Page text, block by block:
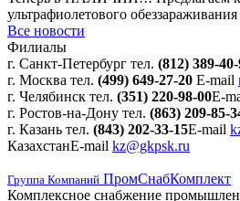
ультрафиолетового
Все новости
Филиалы
г. Санкт-Петербург тел. (812) 389-
г. Москва тел. (499) 649-27-20 E-mail
г. Челябинск тел. (351) 220-98-00E-
г. Ростов-на-Дону тел. (863) 209-85-
г. Казань тел. (843) 202-33-15E-mail
КазахстанE-mail kz@gkpsk.ru
Группа Компаний ПромСнабКомплект
Комплексное снабжение